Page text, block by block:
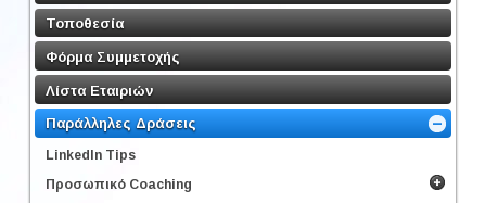
Τοποθεσία
Φόρμα Συμμετοχής
Λίστα Εταιριών
Παράλληλες Δράσεις
LinkedΙn Tips
Προσωπικό Coaching